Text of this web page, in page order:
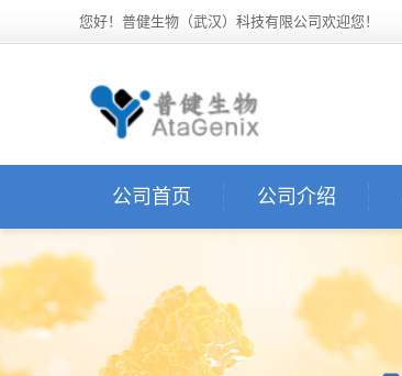
您好！普健生物（武汉）科技有限公司欢迎您！
公司首页 公司介绍